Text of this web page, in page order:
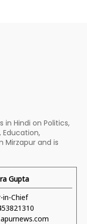
in Hindi on Politics,
Education,
and is
Gupta
in-Chief